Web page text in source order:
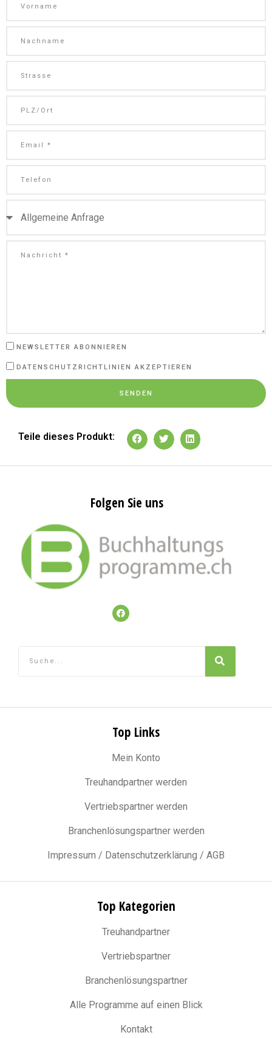
NEWSLETTER ABONNIEREN
DATENSCHUTZRICHTLINIEN AKZEPTIEREN
SENDEN
Teile dieses Produkt:
Folgen Sie uns
Top Links
Mein Konto
Treuhandpartner werden
Vertriebspartner werden
Branchenlösungspartner werden
Impressum / Datenschutzerklärung / AGB
Top Kategorien
Treuhandpartner
Vertriebspartner
Branchenlösungspartner
Alle Programme auf einen Blick
Kontakt